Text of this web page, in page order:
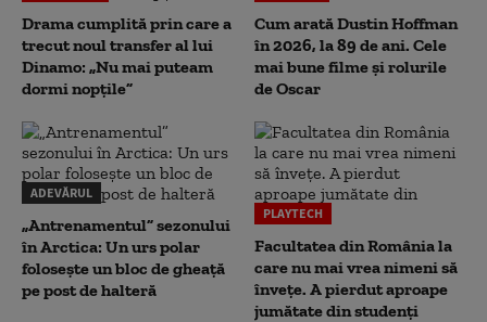
Drama cumplită prin care a
trecut noul transfer al lui
Dinamo: „Nu mai puteam
dormi nopțile”
Cum arată Dustin Hoffman
în 2026, la 89 de ani. Cele
mai bune filme și rolurile
de Oscar
ADEVĂRUL
„Antrenamentul” sezonului
în Arctica: Un urs polar
folosește un bloc de gheață
pe post de halteră
PLAYTECH
Facultatea din România la
care nu mai vrea nimeni să
înveţe. A pierdut aproape
jumătate din studenţi